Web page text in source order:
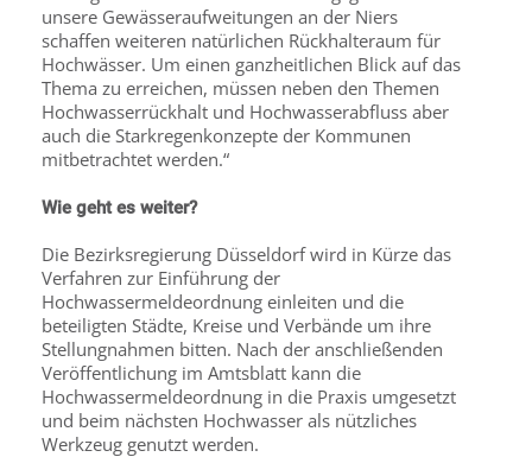
unsere Gewässeraufweitungen an der Niers
schaffen weiteren natürlichen Rückhalteraum für
Hochwässer. Um einen ganzheitlichen Blick auf das
Thema zu erreichen, müssen neben den Themen
Hochwasserrückhalt und Hochwasserabfluss aber
auch die Starkregenkonzepte der Kommunen
mitbetrachtet werden.“
Wie geht es weiter?
Die Bezirksregierung Düsseldorf wird in Kürze das
Verfahren zur Ein­führung der
Hochwassermeldeordnung einleiten und die
beteiligten Städte, Kreise und Verbände um ihre
Stellungnahmen bitten. Nach der anschließenden
Veröffentlichung im Amtsblatt kann die
Hochwassermeldeordnung in die Praxis umgesetzt
und beim nächsten Hochwasser als nützliches
Werkzeug genutzt werden.